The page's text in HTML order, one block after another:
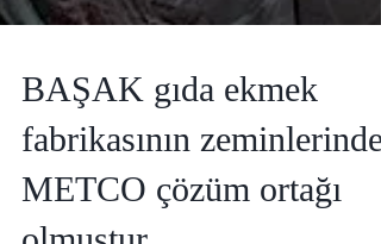
BAŞAK gıda ekmek